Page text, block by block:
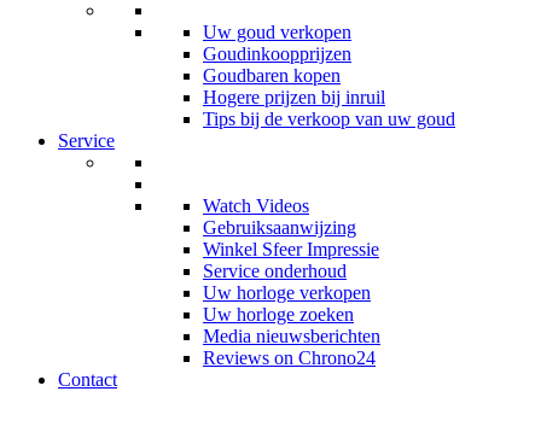
Uw goud verkopen
Goudinkoopprijzen
Goudbaren kopen
Hogere prijzen bij inruil
Tips bij de verkoop van uw goud
Service
Watch Videos
Gebruiksaanwijzing
Winkel Sfeer Impressie
Service onderhoud
Uw horloge verkopen
Uw horloge zoeken
Media nieuwsberichten
Reviews on Chrono24
Contact